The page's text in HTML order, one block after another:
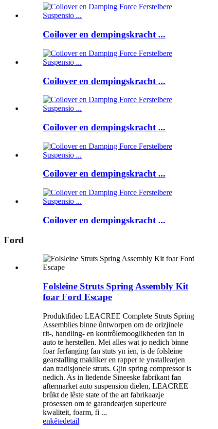
Coilover en dempingskracht ...
Coilover en dempingskracht ...
Coilover en dempingskracht ...
Coilover en dempingskracht ...
Coilover en dempingskracht ...
Ford
Folsleine Struts Spring Assembly Kit
foar Ford Escape
Produktfideo LEACREE Complete Struts Spring
Assemblies binne ûntworpen om de orizjinele
rit-, handling- en kontrôlemooglikheden fan in
auto te herstellen. Mei alles wat jo nedich binne
foar ferfanging fan stuts yn ien, is de folsleine
gearstalling makliker en rapper te ynstallearjen
dan tradisjonele struts. Gjin spring compressor is
nedich. As in liedende Sineeske fabrikant fan
aftermarket auto suspension dielen, LEACREE
brûkt de lêste state of the art fabrikaazje
prosessen om te garandearjen superieure
kwaliteit, foarm, fi ...
enkêtedetail